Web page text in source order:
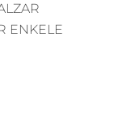
ENKELE